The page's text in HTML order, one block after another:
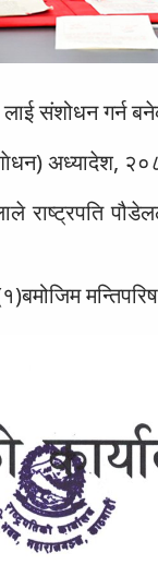
संशोधन गर्न
अध्यादेश,
राष्ट्रपति